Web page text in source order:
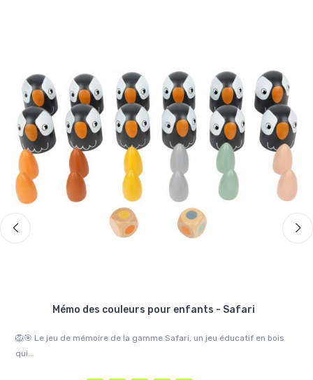
Mémo des couleurs pour enfants - Safari
🦁🎯 Le jeu de mémoire de la gamme Safari, un jeu éducatif en bois
qui...